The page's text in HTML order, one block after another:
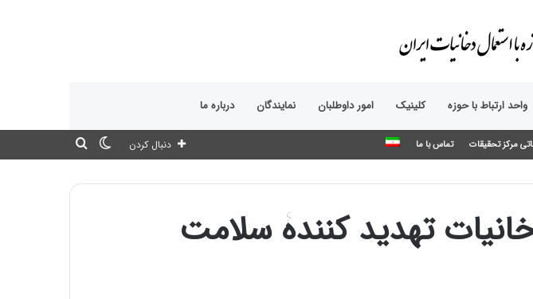
واحد ارتباط با حوزه‌ کلینیک امور داوطلبان نمایندگان درباره ما
مرکز تحقیقات تماس با ما
تغییر
دنبال کردن
تهدید کنندۀ سلامت